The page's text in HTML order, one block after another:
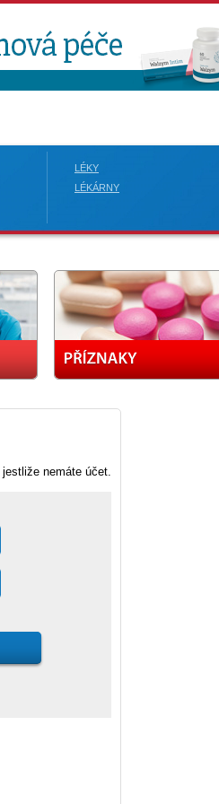
LÉKY
LÉKÁRNY
jestliže nemáte účet.